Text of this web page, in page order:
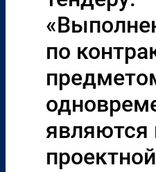
по
являются
проектной